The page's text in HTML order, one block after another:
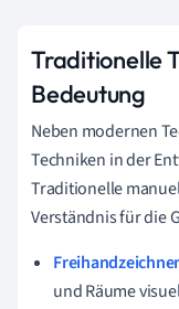
Traditionelle
Bedeutung
Neben modernen
Techniken in der
Traditionelle
Verständnis für die
und Räume